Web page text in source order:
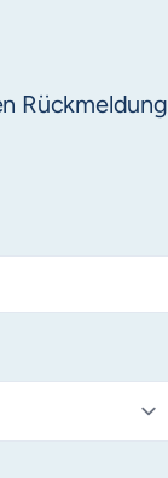
Rückmeldung